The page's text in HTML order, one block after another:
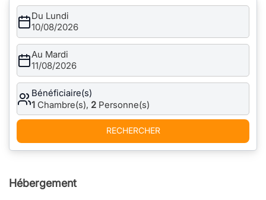
Du Lundi
10/08/2026
Au Mardi
11/08/2026
Bénéficiaire(s)
1 Chambre(s), 2 Personne(s)
RECHERCHER
Hébergement